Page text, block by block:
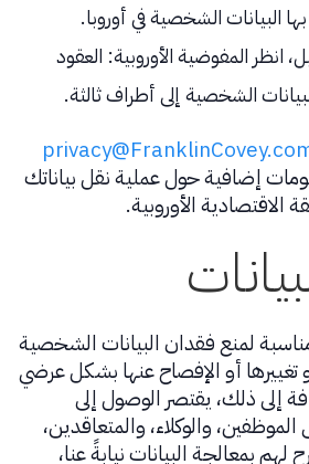
البيانات الشخصية في أوروبا.
انظر المفوضية الأوروبية: العقود
الشخصية إلى أطراف ثالثة.
إضافية حول عملية نقل بياناتك
الأوروبية.
لمنع فقدان البيانات الشخصية
تغييرها أو الإفصاح عنها بشكل عرضي
إلى ذلك، يقتصر الوصول إلى
والوكلاء، والمتعاقدين،
لهم بمعالجة البيانات نيابةً عنا،